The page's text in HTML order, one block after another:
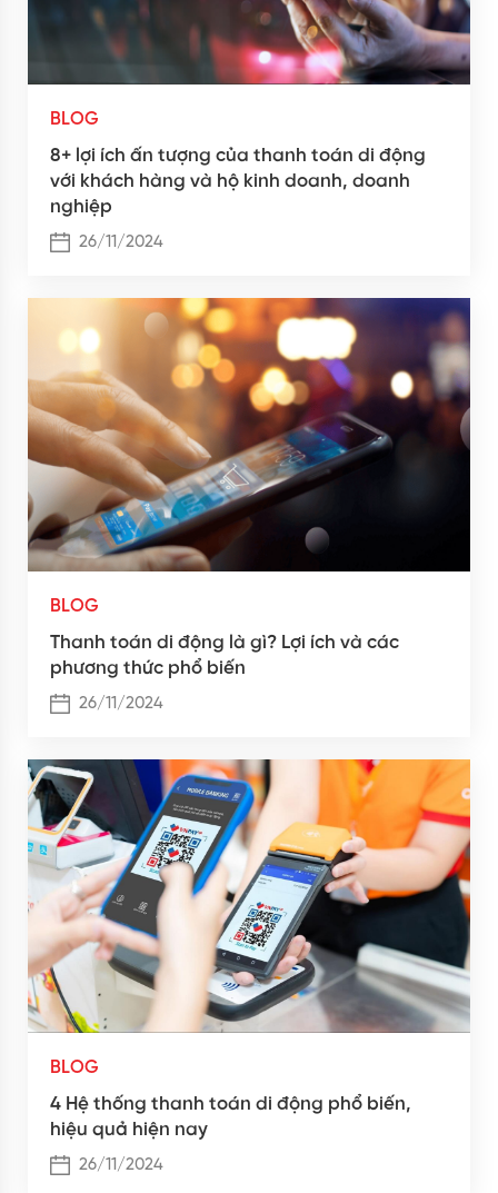
BLOG
8+ lợi ích ấn tượng của thanh toán di động
với khách hàng và hộ kinh doanh, doanh
nghiệp
26/11/2024
BLOG
Thanh toán di động là gì? Lợi ích và các
phương thức phổ biến
26/11/2024
BLOG
4 Hệ thống thanh toán di động phổ biến,
hiệu quả hiện nay
26/11/2024